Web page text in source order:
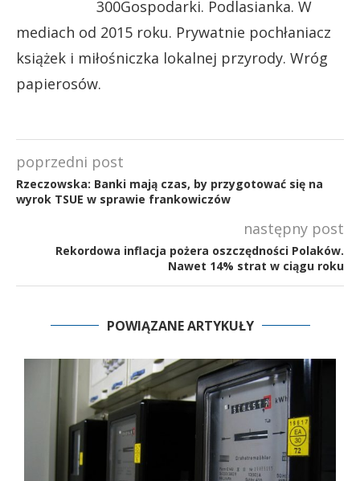
300Gospodarki. Podlasianka. W
mediach od 2015 roku. Prywatnie pochłaniacz
książek i miłośniczka lokalnej przyrody. Wróg
papierosów.
poprzedni post
Rzeczowska: Banki mają czas, by przygotować się na
wyrok TSUE w sprawie frankowiczów
następny post
Rekordowa inflacja pożera oszczędności Polaków.
Nawet 14% strat w ciągu roku
POWIĄZANE ARTYKUŁY